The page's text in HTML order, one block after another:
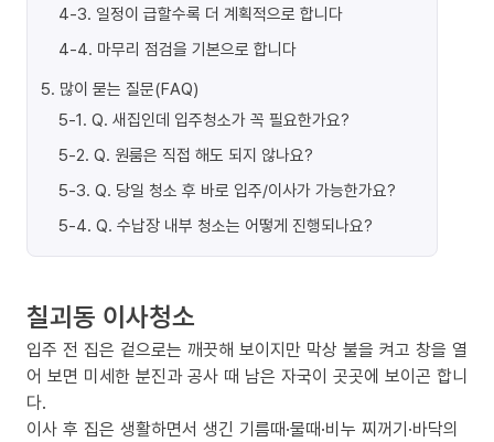
4-3. 일정이 급할수록 더 계획적으로 합니다
4-4. 마무리 점검을 기본으로 합니다
5. 많이 묻는 질문(FAQ)
5-1. Q. 새집인데 입주청소가 꼭 필요한가요?
5-2. Q. 원룸은 직접 해도 되지 않나요?
5-3. Q. 당일 청소 후 바로 입주/이사가 가능한가요?
5-4. Q. 수납장 내부 청소는 어떻게 진행되나요?
칠괴동 이사청소
입주 전 집은 겉으로는 깨끗해 보이지만 막상 불을 켜고 창을 열
어 보면 미세한 분진과 공사 때 남은 자국이 곳곳에 보이곤 합니
다.
이사 후 집은 생활하면서 생긴 기름때·물때·비누 찌꺼기·바닥의